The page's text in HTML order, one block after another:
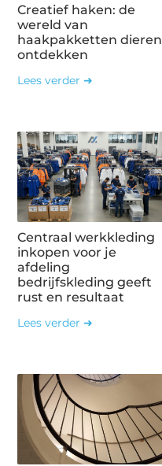
Creatief haken: de
wereld van
haakpakketten dieren
ontdekken
Lees verder ➜
Centraal werkkleding
inkopen voor je
afdeling
bedrijfskleding geeft
rust en resultaat
Lees verder ➜